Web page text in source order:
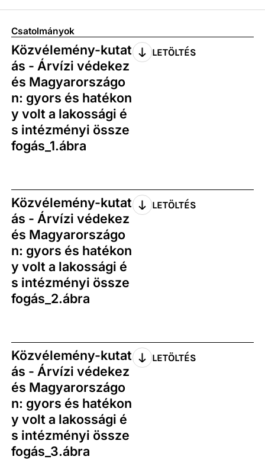
Csatolmányok
Közvélemény-kutat
ás - Árvízi védekez
és Magyarországo
n: gyors és hatékon
y volt a lakossági é
s intézményi össze
fogás_1.ábra
LETÖLTÉS
Közvélemény-kutat
ás - Árvízi védekez
és Magyarországo
n: gyors és hatékon
y volt a lakossági é
s intézményi össze
fogás_2.ábra
LETÖLTÉS
Közvélemény-kutat
ás - Árvízi védekez
és Magyarországo
n: gyors és hatékon
y volt a lakossági é
s intézményi össze
fogás_3.ábra
LETÖLTÉS